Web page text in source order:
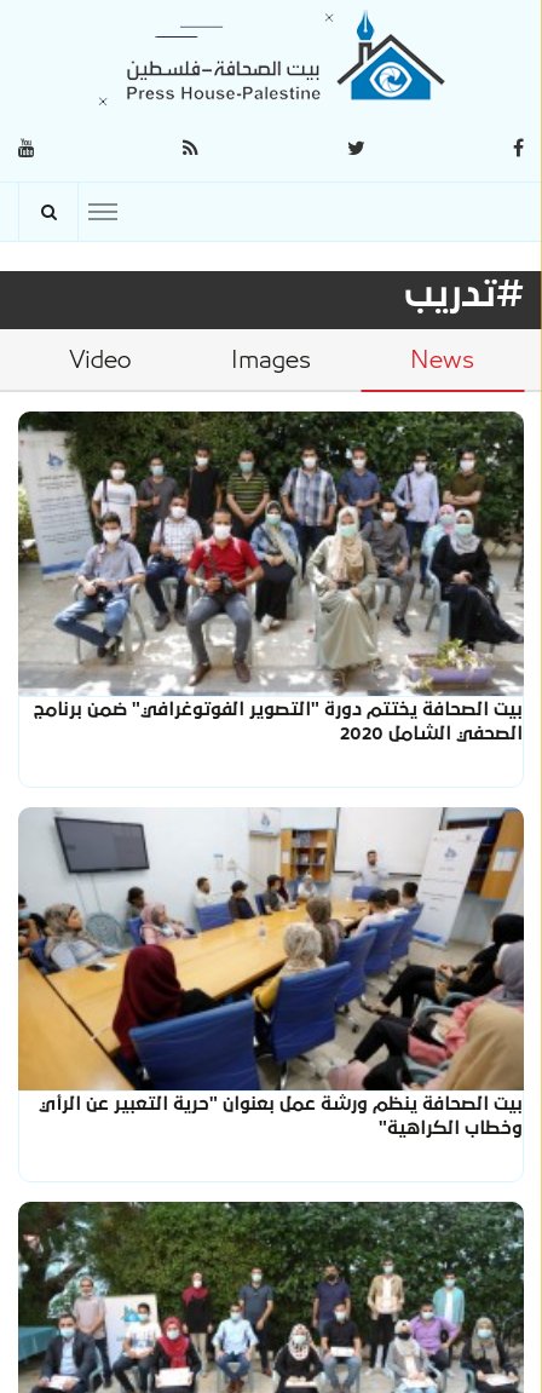
#تدريب
News
Images
Video
بيت الصحافة يختتم دورة "التصوير الفوتوغرافي" ضمن برنامج
الصحفي الشامل 2020
بيت الصحافة ينظم ورشة عمل بعنوان "حرية التعبير عن الرأي
وخطاب الكراهية"